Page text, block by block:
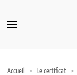
Accueil Le certificat